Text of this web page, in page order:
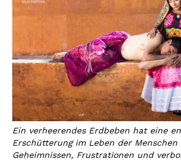
Ein verheerendes Erdbeben hat eine
Erschütterung im Leben der Menschen
Geheimnissen, Frustrationen und